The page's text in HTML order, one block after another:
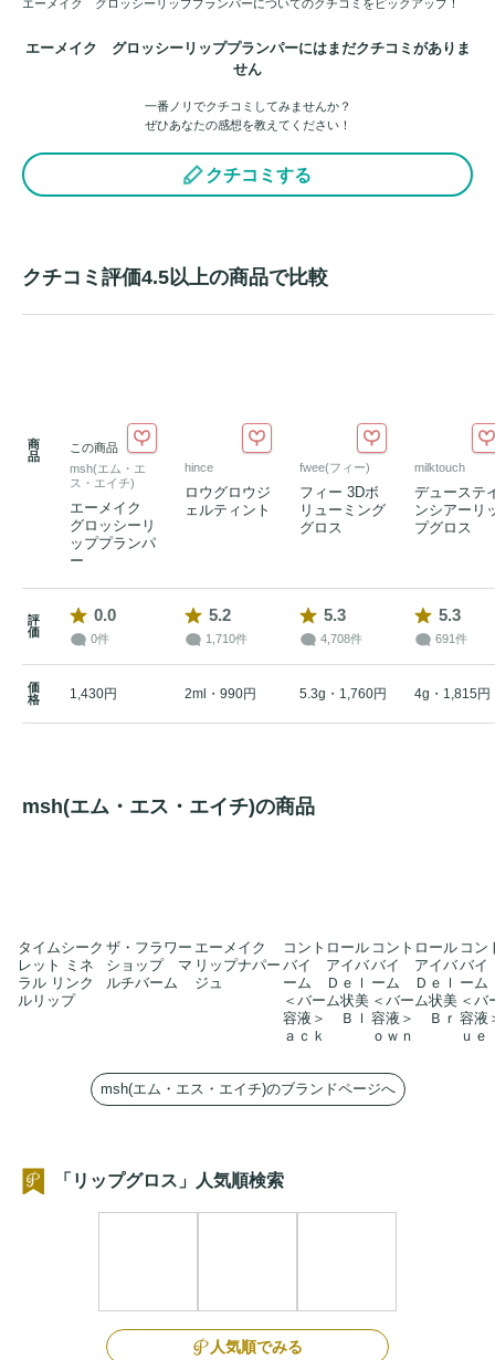
エーメイク グロッシーリッププランパーについてのクチコミをピックアップ！
エーメイク グロッシーリッププランパーにはまだクチコミがありま
せん
一番ノリでクチコミしてみませんか？
ぜひあなたの感想を教えてください！
クチコミする
クチコミ評価4.5以上の商品で比較
商
品
この商品
msh(エム・エ
ス・エイチ)
エーメイク
グロッシーリ
ッププランパ
ー
hince
ロウグロウジ
ェルティント
fwee(フィー)
フィー 3Dボ
リューミング
グロス
milktouch
デューステ
ンシアーリ
プグロス
評
価
0.0
0件
5.2
1,710件
5.3
4,708件
5.3
691件
価
格
1,430円 2ml・990円 5.3g・1,760円 4g・1,815円
msh(エム・エス・エイチ)の商品
タイムシーク
レット ミネ
ラル リンク
ルリップ
ザ・フラワー
ショップ マ
ルチバーム
エーメイク
リップナパー
ジュ
コントロール
バイ アイバ
ーム Ｄｅｌ
＜バーム状美
容液＞ Ｂｌ
ａｃｋ
コントロール
バイ アイバ
ーム Ｄｅｌ
＜バーム状美
容液＞ Ｂｒ
ｏｗｎ
コン
バ
ー
＜バ
容
ｕｅ
msh(エム・エス・エイチ)のブランドページへ
「リップグロス」人気順検索
人気順でみる